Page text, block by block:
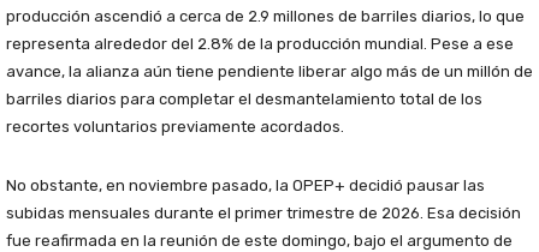
producción ascendió a cerca de 2.9 millones de barriles diarios, lo que
representa alrededor del 2.8% de la producción mundial. Pese a ese
avance, la alianza aún tiene pendiente liberar algo más de un millón de
barriles diarios para completar el desmantelamiento total de los
recortes voluntarios previamente acordados.
No obstante, en noviembre pasado, la OPEP+ decidió pausar las
subidas mensuales durante el primer trimestre de 2026. Esa decisión
fue reafirmada en la reunión de este domingo, bajo el argumento de